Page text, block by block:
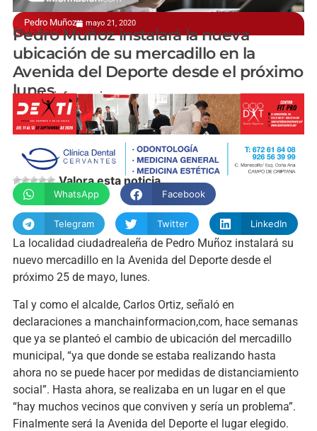
Pedro Muñoz mayo 21, 2020
En la fase 1 de la actual desescalada
Pedro Muñoz instalará la nueva
ubicación de su mercadillo en la
Avenida del Deporte desde el próximo
lunes
manchainformacion.com
Valora esta noticia
WhatsApp Facebook
Telegram Twitter LinkedIn
La localidad ciudadrealeña de Pedro Muñoz instalará su
nuevo mercadillo en la Avenida del Deporte desde el
próximo 25 de mayo, lunes.
Tal y como el alcalde, Carlos Ortiz, señaló en
declaraciones a manchainformacion,com, hace semanas
que ya se planteó el cambio de ubicación del mercadillo
municipal, “ya que donde se estaba realizando hasta
ahora no se puede hacer por medidas de distanciamiento
social”. Hasta ahora, se realizaba en un lugar en el que
“hay muchos vecinos que conviven y sería un problema”.
Finalmente será la Avenida del Deporte el lugar elegido.